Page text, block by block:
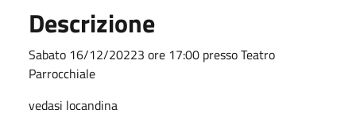
Descrizione
Sabato 16/12/20223 ore 17:00 presso Teatro
Parrocchiale
vedasi locandina